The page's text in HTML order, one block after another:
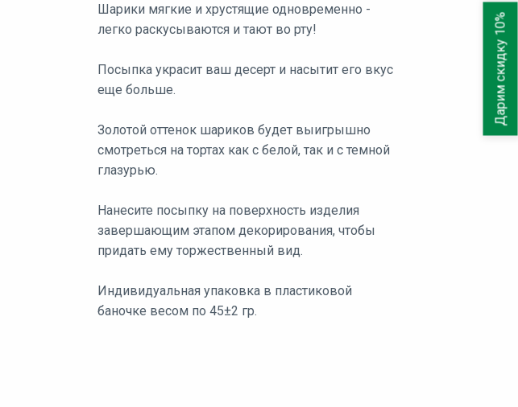
Шарики мягкие и хрустящие одновременно -
легко раскусываются и тают во рту!
Посыпка украсит ваш десерт и насытит его вкус
еще больше.
Золотой оттенок шариков будет выигрышно
смотреться на тортах как с белой, так и с темной
глазурью.
Нанесите посыпку на поверхность изделия
завершающим этапом декорирования, чтобы
придать ему торжественный вид.
Индивидуальная упаковка в пластиковой
баночке весом по 45±2 гр.
Дарим скидку 10%